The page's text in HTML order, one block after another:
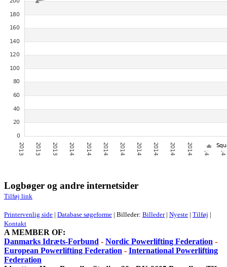
Logbøger og andre internetsider
Tilføj link
Printervenlig side | Database søgeforme | Billeder: Billeder| Nyeste | Tilføj |
Kontakt
A MEMBER OF:
Danmarks Idræts-Forbund - Nordic Powerlifting Federation -
European Powerlifting Federation - International Powerlifting
Federation